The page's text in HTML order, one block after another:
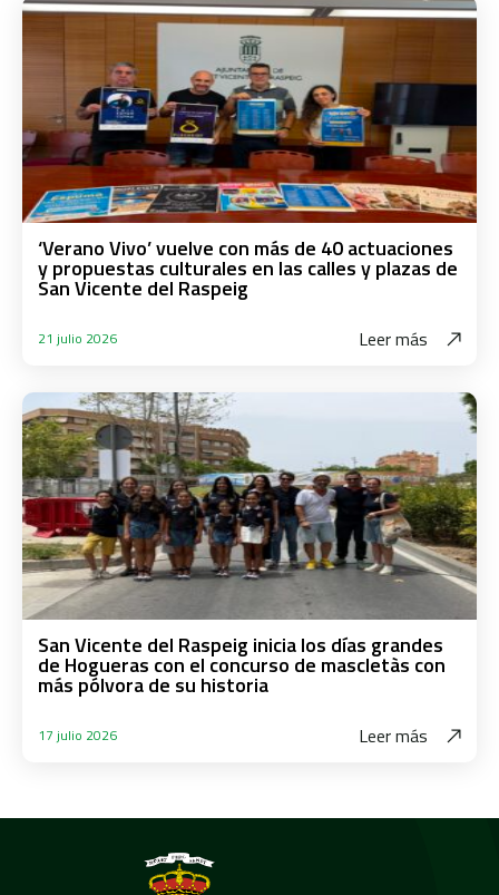
‘Verano Vivo’ vuelve con más de 40 actuaciones
y propuestas culturales en las calles y plazas de
San Vicente del Raspeig
21 julio 2026 Leer más
San Vicente del Raspeig inicia los días grandes
de Hogueras con el concurso de mascletàs con
más pólvora de su historia
17 julio 2026 Leer más